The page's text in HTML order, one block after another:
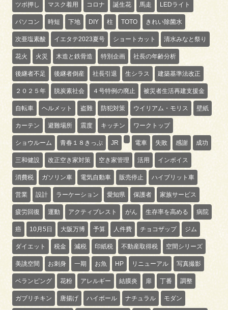
ツボ押し マスク着用 コロナ 誕生花 馬走 LEDライト
パソコン 時短 下地 DIY 柱 TOTO きれい除菌水
次亜塩素酸 イエタテ2023夏号 ショートカット 清水みなと祭り
花火 火災 木造と鉄骨造 特別企画 社長の年齢分析
後継者不足 後継者倒産 社長引退 生シラス 建築基準法改正
２０２５年 脱炭素社会 ４号特例の廃止 被災者生活再建支援金
自転車 ヘルメット 盗難 防犯対策 ウイリアム・モリス 壁紙
カーテン 避難場所 震度 キッチン ワークトップ
ショウルーム 青春１８きっぷ JR 電車 失敗 感謝 成功
三和健設 改正空き家対策 空き家管理 活用 インボイス
消費税 ガソリン車 電気自動車 販売停止 ハイブリット車
営業 設計 ラーケーション 愛知県 保護者 家族サービス
疲労回復 運動 アクティブレスト がん 生存率を高める 病院
癌 10月5日 大阪万博 予算 人件費 チョコザップ ジム
ダイエット 税金 減税 印紙税 不動産取得税 空間シリーズ
美誂空間 お刺身 一期 お魚 HP リニューアル 写真撮影
ベランピング 花粉 アレルギー 結膜炎 扉 丁番 調整
ガブリチキン 唐揚げ ハイボール ナチュラル モダン